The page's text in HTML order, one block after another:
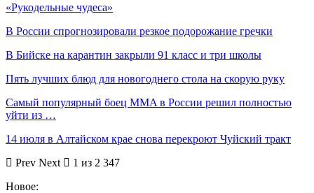
«Рукодельные чудеса»
В России спрогнозировали резкое подорожание гречки
В Бийске на карантин закрыли 91 класс и три школы
Пять лучших блюд для новогоднего стола на скорую руку
Самый популярный боец MMA в России решил полностью
уйти из …
14 июля в Алтайском крае снова перекроют Чуйский тракт
Prev Next
1 из 2 347
Новое: